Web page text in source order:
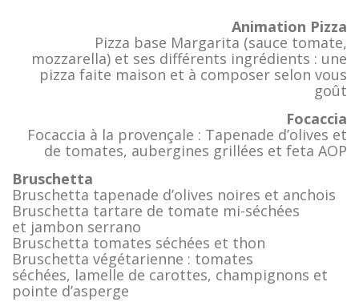
Animation Pizza
Pizza base Margarita (sauce tomate,
mozzarella) et ses différents ingrédients : une
pizza faite maison et à composer selon vous
goût
Focaccia
Focaccia à la provençale : Tapenade d’olives et
de tomates, aubergines grillées et feta AOP
Bruschetta
Bruschetta tapenade d’olives noires et anchois
Bruschetta tartare de tomate mi-séchées
et jambon serrano
Bruschetta tomates séchées et thon
Bruschetta végétarienne : tomates
séchées, lamelle de carottes, champignons et
pointe d’asperge